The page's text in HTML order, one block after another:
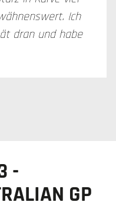
Ich
dran und habe
-
GP